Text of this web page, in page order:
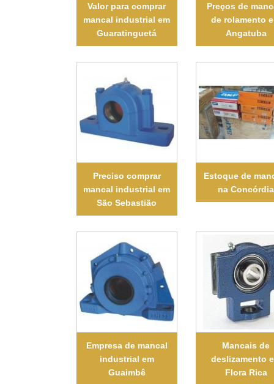
Valor para comprar
mancal industrial em
Guaratinguetá
Preços de
de rolamento
Angatuba
Preciso comprar
mancal industrial em
São Sebastião
Estoque de
na Concórdia
Empresa de mancal
industrial em
Guaimbê
Mancais de
deslizamento
Flora Rica